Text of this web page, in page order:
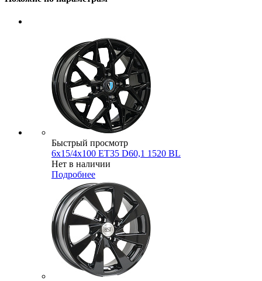
Быстрый просмотр
6x15/4x100 ET35 D60,1 1520 BL
Нет в наличии
Подробнее